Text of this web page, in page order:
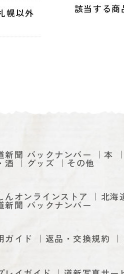
幌以外 該当する商
新聞 バックナンバー 本
酒 グッズ その他
んオンラインストア 北海
新聞 バックナンバー
ガイド 返品・交換規約